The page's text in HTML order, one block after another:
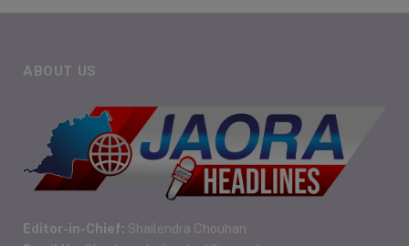
ABOUT US
Editor-in-Chief: Shailendra Chouhan